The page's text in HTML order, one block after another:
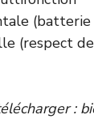
(batterie
(respect
: